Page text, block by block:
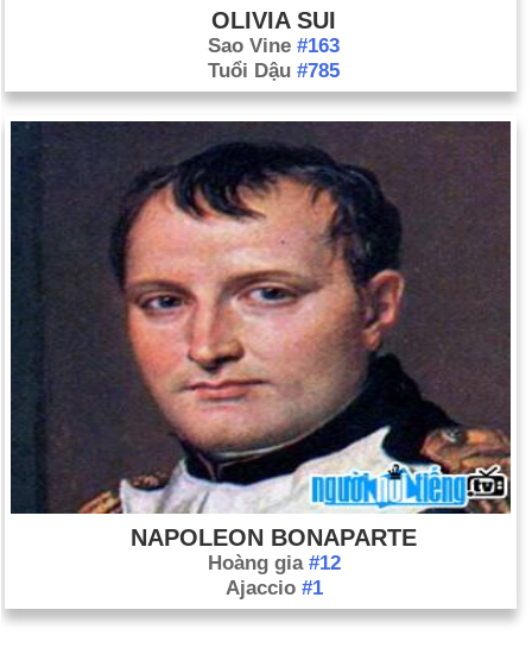
OLIVIA SUI
Sao Vine #163
Tuổi Dậu #785
NAPOLEON BONAPARTE
Hoàng gia #12
Ajaccio #1